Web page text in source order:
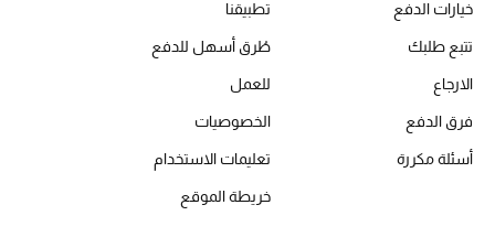
مجوهرات عصرية للنساء
مجوهرات فاخرة للأطفال
خيارات الدفع
تتبع طلبك
الارجاع
فرق الدفع
أسئلة مكررة
تطبيقنا
طُرق أسهل للدفع
للعمل
الخصوصيات
تعليمات الاستخدام
خريطة الموقع